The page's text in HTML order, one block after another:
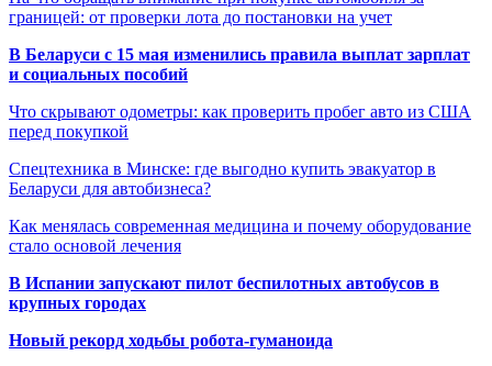
границей: от проверки лота до постановки на учет
В Беларуси с 15 мая изменились правила выплат зарплат
и социальных пособий
Что скрывают одометры: как проверить пробег авто из США
перед покупкой
Спецтехника в Минске: где выгодно купить эвакуатор в
Беларуси для автобизнеса?
Как менялась современная медицина и почему оборудование
стало основой лечения
В Испании запускают пилот беспилотных автобусов в
крупных городах
Новый рекорд ходьбы робота-гуманоида